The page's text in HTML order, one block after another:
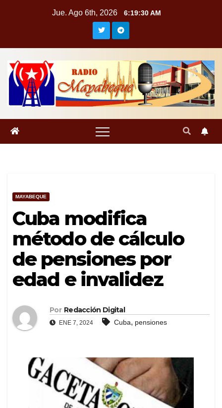
Jue. Ago 6th, 2026 6:19:31 AM
MAYABEQUE
Cuba modifica
método de cálculo
de pensiones por
edad e invalidez
Por Redacción Digital
ENE 7, 2024 Cuba, pensiones